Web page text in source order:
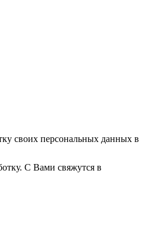
своих персональных данных в
С Вами свяжутся в